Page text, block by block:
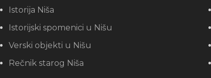
Istorija Niša
Istorijski spomenici u Nišu
Verski objekti u Nišu
Rečnik starog Niša